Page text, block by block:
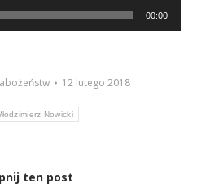
00:00
12 lutego 2018
Nowicki
ten post